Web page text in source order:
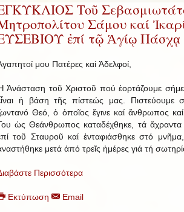
Τοῦ
Σάμου καί
ἐπί τῷ Ἁγίῳ Πάσχᾳ
μου Πατέρες καί Ἀδελφοί,
Ἀνάσταση τοῦ Χριστοῦ πού ἑορτάζουμε
ἡ βάση τῆς πίστεώς μας. Πιστεύουμε
Θεό, ὁ ὁποῖος ἔγινε καί ἄνθρωπος
ὡς Θεάνθρωπος καταδέχθηκε, τά
τοῦ Σταυροῦ καί ἐνταφιάσθηκε στό
μετά ἀπό τρεῖς ἡμέρες γιά τή
Περισσότερα
Εκτύπωση Email